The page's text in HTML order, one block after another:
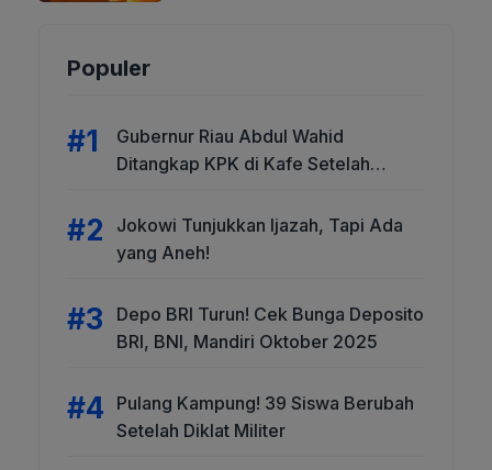
Populer
Gubernur Riau Abdul Wahid
Ditangkap KPK di Kafe Setelah
Jokowi Tunjukkan Ijazah, Tapi Ada
yang Aneh!
Depo BRI Turun! Cek Bunga Deposito
BRI, BNI, Mandiri Oktober 2025
Pulang Kampung! 39 Siswa Berubah
Setelah Diklat Militer